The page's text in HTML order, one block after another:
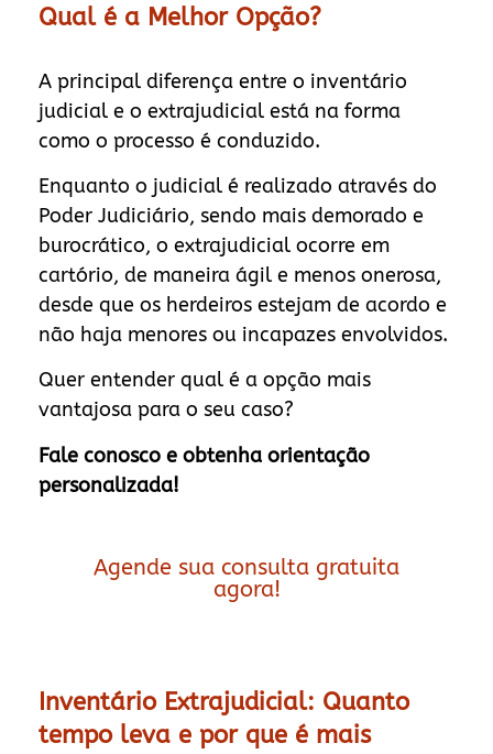
Qual é a Melhor Opção?
A principal diferença entre o inventário
judicial e o extrajudicial está na forma
como o processo é conduzido.
Enquanto o judicial é realizado através do
Poder Judiciário, sendo mais demorado e
burocrático, o extrajudicial ocorre em
cartório, de maneira ágil e menos onerosa,
desde que os herdeiros estejam de acordo e
não haja menores ou incapazes envolvidos.
Quer entender qual é a opção mais
vantajosa para o seu caso?
Fale conosco e obtenha orientação
personalizada!
Agende sua consulta gratuita
agora!
Inventário Extrajudicial: Quanto
tempo leva e por que é mais